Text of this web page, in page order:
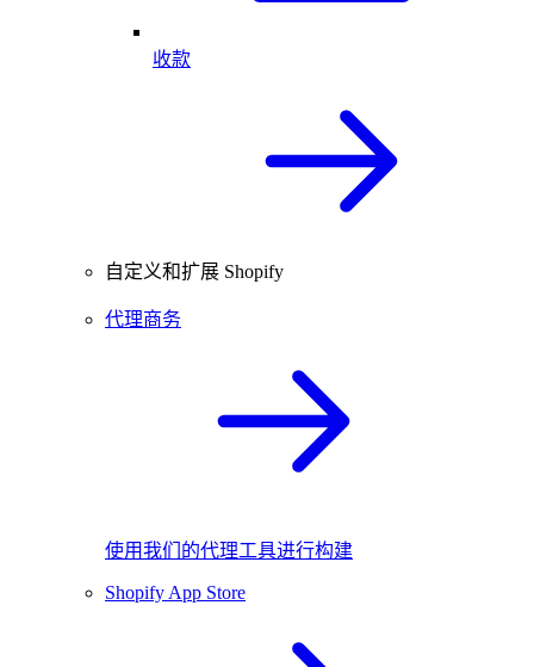
收款
自定义和扩展 Shopify
代理商务
使用我们的代理工具进行构建
Shopify App Store